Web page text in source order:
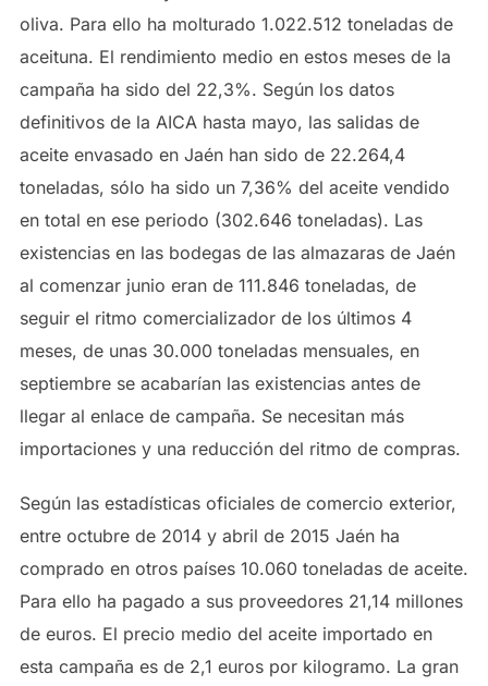
oliva. Para ello ha molturado 1.022.512 toneladas de
aceituna. El rendimiento medio en estos meses de la
campaña ha sido del 22,3%. Según los datos
definitivos de la AICA hasta mayo, las salidas de
aceite envasado en Jaén han sido de 22.264,4
toneladas, sólo ha sido un 7,36% del aceite vendido
en total en ese periodo (302.646 toneladas). Las
existencias en las bodegas de las almazaras de Jaén
al comenzar junio eran de 111.846 toneladas, de
seguir el ritmo comercializador de los últimos 4
meses, de unas 30.000 toneladas mensuales, en
septiembre se acabarían las existencias antes de
llegar al enlace de campaña. Se necesitan más
importaciones y una reducción del ritmo de compras.
Según las estadísticas oficiales de comercio exterior,
entre octubre de 2014 y abril de 2015 Jaén ha
comprado en otros países 10.060 toneladas de aceite.
Para ello ha pagado a sus proveedores 21,14 millones
de euros. El precio medio del aceite importado en
esta campaña es de 2,1 euros por kilogramo. La gran